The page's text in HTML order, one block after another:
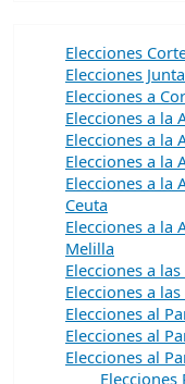
Elecciones
Elecciones
Elecciones a
Elecciones a la
Elecciones a la
Elecciones a la
Elecciones a la
Ceuta
Elecciones a la
Melilla
Elecciones a
Elecciones a
Elecciones al
Elecciones al
Elecciones al